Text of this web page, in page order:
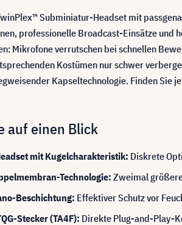
Subminiatur-Headset mit
professionelle Broadcast-Einsätze und
Mikrofone verrutschen bei schnellen
Kostümen nur schwer
Kapseltechnologie. Finden Sie
auf einen Blick
mit Kugelcharakteristik: Diskrete
Technologie: Zweimal
Beschichtung: Effektiver Schutz vor
Stecker (TA4F): Direkte Plug-and-Play-